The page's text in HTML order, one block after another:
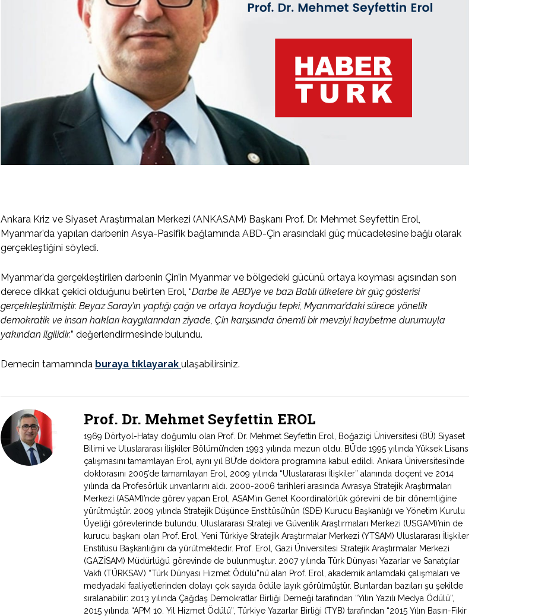
Ankara Kriz ve Siyaset Araştırmaları Merkezi (ANKASAM) Başkanı Prof. Dr. Mehmet Seyfettin Erol,
Myanmar’da yapılan darbenin Asya-Pasifik bağlamında ABD-Çin arasındaki güç mücadelesine bağlı olarak
gerçekleştiğini söyledi.
Myanmar’da gerçekleştirilen darbenin Çin’in Myanmar ve bölgedeki gücünü ortaya koyması açısından son
derece dikkat çekici olduğunu belirten Erol, “Darbe ile ABD’ye ve bazı Batılı ülkelere bir güç gösterisi
gerçekleştirilmiştir. Beyaz Saray’ın yaptığı çağrı ve ortaya koyduğu tepki, Myanmar’daki sürece yönelik
demokratik ve insan hakları kaygılarından ziyade, Çin karşısında önemli bir mevziyi kaybetme durumuyla
yakından ilgilidir.” değerlendirmesinde bulundu.
Demecin tamamında buraya tıklayarak ulaşabilirsiniz.
Prof. Dr. Mehmet Seyfettin EROL
1969 Dörtyol-Hatay doğumlu olan Prof. Dr. Mehmet Seyfettin Erol, Boğaziçi Üniversitesi (BÜ) Siyaset
Bilimi ve Uluslararası İlişkiler Bölümü’nden 1993 yılında mezun oldu. BÜ’de 1995 yılında Yüksek Lisans
çalışmasını tamamlayan Erol, aynı yıl BÜ’de doktora programına kabul edildi. Ankara Üniversitesi’nde
doktorasını 2005’de tamamlayan Erol, 2009 yılında “Uluslararası İlişkiler” alanında doçent ve 2014
yılında da Profesörlük unvanlarını aldı. 2000-2006 tarihleri arasında Avrasya Stratejik Araştırmaları
Merkezi (ASAM)’nde görev yapan Erol, ASAM’ın Genel Koordinatörlük görevini de bir dönemliğine
yürütmüştür. 2009 yılında Stratejik Düşünce Enstitüsü’nün (SDE) Kurucu Başkanlığı ve Yönetim Kurulu
Üyeliği görevlerinde bulundu. Uluslararası Strateji ve Güvenlik Araştırmaları Merkezi (USGAM)’nin de
kurucu başkanı olan Prof. Erol, Yeni Türkiye Stratejik Araştırmalar Merkezi (YTSAM) Uluslararası İlişkiler
Enstitüsü Başkanlığını da yürütmektedir. Prof. Erol, Gazi Üniversitesi Stratejik Araştırmalar Merkezi
(GAZİSAM) Müdürlüğü görevinde de bulunmuştur. 2007 yılında Türk Dünyası Yazarlar ve Sanatçılar
Vakfı (TÜRKSAV) “Türk Dünyası Hizmet Ödülü”nü alan Prof. Erol, akademik anlamdaki çalışmaları ve
medyadaki faaliyetlerinden dolayı çok sayıda ödüle layık görülmüştür. Bunlardan bazıları şu şekilde
sıralanabilir: 2013 yılında Çağdaş Demokratlar Birliği Derneği tarafından “Yılın Yazılı Medya Ödülü”,
2015 yılında “APM 10. Yıl Hizmet Ödülü”, Türkiye Yazarlar Birliği (TYB) tarafından “2015 Yılın Basın-Fikir